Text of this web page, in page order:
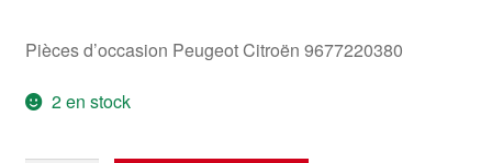
Pièces d’occasion Peugeot Citroën 9677220380
2 en stock